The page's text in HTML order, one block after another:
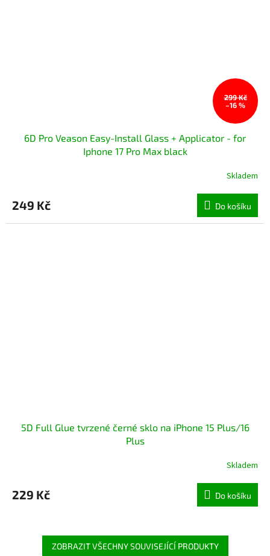
299 Kč
–16 %
6D Pro Veason Easy-Install Glass + Applicator - for
Iphone 17 Pro Max black
Skladem
249 Kč Do košíku
5D Full Glue tvrzené černé sklo na iPhone 15 Plus/16
Plus
Skladem
229 Kč Do košíku
ZOBRAZIT VŠECHNY SOUVISEJÍCÍ PRODUKTY